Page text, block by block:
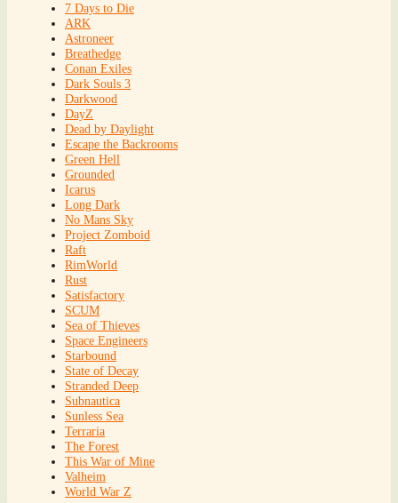
7 Days to Die
ARK
Astroneer
Breathedge
Conan Exiles
Dark Souls 3
Darkwood
DayZ
Dead by Daylight
Escape the Backrooms
Green Hell
Grounded
Icarus
Long Dark
No Mans Sky
Project Zomboid
Raft
RimWorld
Rust
Satisfactory
SCUM
Sea of Thieves
Space Engineers
Starbound
State of Decay
Stranded Deep
Subnautica
Sunless Sea
Terraria
The Forest
This War of Mine
Valheim
World War Z